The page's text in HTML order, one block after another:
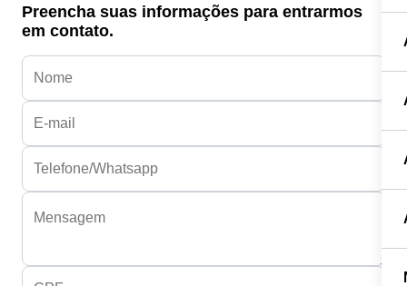
Preencha suas informações para entrarmos
em contato.